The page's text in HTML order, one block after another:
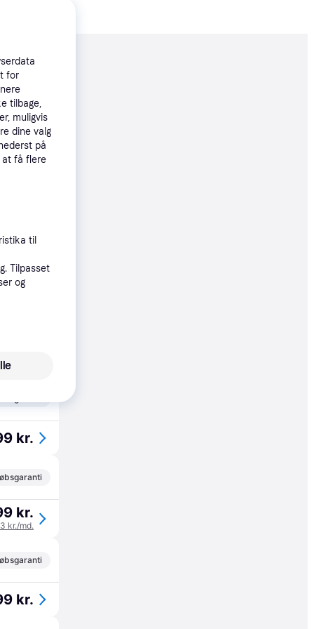
kr.
kr./md.
kr.
kr./md.
kr.
kr.
kr./md.
kr.
for
tilbage,
muligvis
dine valg
på
at få flere
til
Tilpasset
og